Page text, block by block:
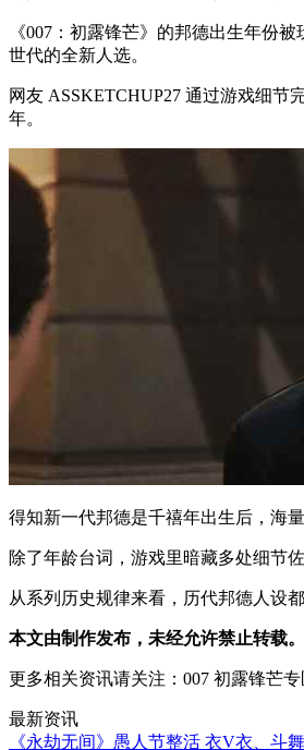
《007：初露锋芒》的邦德出生年份
世代的全新人选。
网友 ASSKETCHUP27 通过游戏细节
年。
得知新一代邦德是千禧年出生后，海
除了年龄台词，游戏里暗藏多处细节
从系列历史规律来看，历代邦德人设
本文由制作发布，未经允许禁止转载。
更多相关资讯请关注：007 初露锋芒专
最新资讯
《永劫无间》愚人节整活 衣V衣、斗